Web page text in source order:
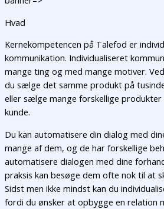
Hvad
Kernekompetencen på Talefod er
kommunikation. Individualiseret
mange ting og med mange motiver.
du sælge det samme produkt på
eller sælge mange forskellige
kunde.
Du kan automatisere din dialog med
mange af dem, og de har forskellige
automatisere dialogen med dine
praksis kan besøge dem ofte nok til at
Sidst men ikke mindst kan du
fordi du ønsker at opbygge en relation